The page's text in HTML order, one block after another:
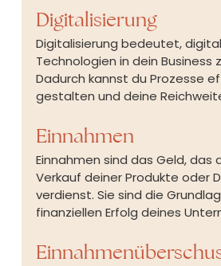
Digitalisierung
Digitalisierung bedeutet,
Technologien in dein Business
Dadurch kannst du Prozesse
gestalten und deine
Einnahmen
Einnahmen sind das Geld, das
Verkauf deiner Produkte oder
verdienst. Sie sind die
finanziellen Erfolg deines